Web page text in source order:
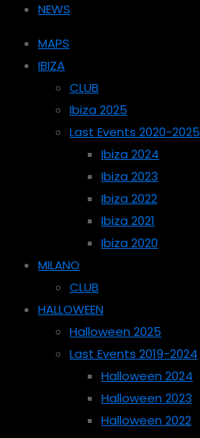
NEWS
MAPS
IBIZA
CLUB
Ibiza 2025
Last Events 2020-2025
Ibiza 2024
Ibiza 2023
Ibiza 2022
Ibiza 2021
Ibiza 2020
MILANO
CLUB
HALLOWEEN
Halloween 2025
Last Events 2019-2024
Halloween 2024
Halloween 2023
Halloween 2022